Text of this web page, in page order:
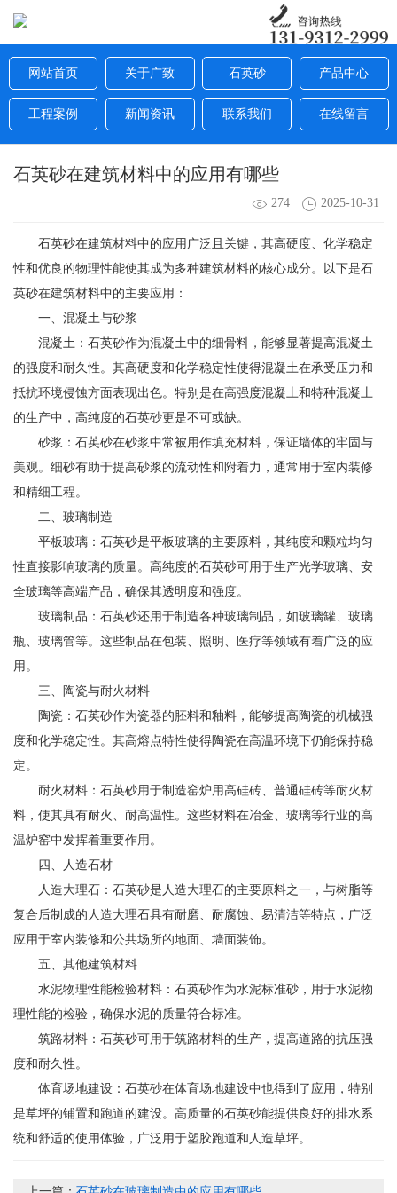
网站首页 关于广致 石英砂 产品中心
工程案例 新闻资讯 联系我们 在线留言
石英砂在建筑材料中的应用有哪些
274 2025-10-31
石英砂在建筑材料中的应用广泛且关键，其高硬度、化学稳定
性和优良的物理性能使其成为多种建筑材料的核心成分。以下是石
英砂在建筑材料中的主要应用：
一、混凝土与砂浆
混凝土：石英砂作为混凝土中的细骨料，能够显著提高混凝土
的强度和耐久性。其高硬度和化学稳定性使得混凝土在承受压力和
抵抗环境侵蚀方面表现出色。特别是在高强度混凝土和特种混凝土
的生产中，高纯度的石英砂更是不可或缺。
砂浆：石英砂在砂浆中常被用作填充材料，保证墙体的牢固与
美观。细砂有助于提高砂浆的流动性和附着力，通常用于室内装修
和精细工程。
二、玻璃制造
平板玻璃：石英砂是平板玻璃的主要原料，其纯度和颗粒均匀
性直接影响玻璃的质量。高纯度的石英砂可用于生产光学玻璃、安
全玻璃等高端产品，确保其透明度和强度。
玻璃制品：石英砂还用于制造各种玻璃制品，如玻璃罐、玻璃
瓶、玻璃管等。这些制品在包装、照明、医疗等领域有着广泛的应
用。
三、陶瓷与耐火材料
陶瓷：石英砂作为瓷器的胚料和釉料，能够提高陶瓷的机械强
度和化学稳定性。其高熔点特性使得陶瓷在高温环境下仍能保持稳
定。
耐火材料：石英砂用于制造窑炉用高硅砖、普通硅砖等耐火材
料，使其具有耐火、耐高温性。这些材料在冶金、玻璃等行业的高
温炉窑中发挥着重要作用。
四、人造石材
人造大理石：石英砂是人造大理石的主要原料之一，与树脂等
复合后制成的人造大理石具有耐磨、耐腐蚀、易清洁等特点，广泛
应用于室内装修和公共场所的地面、墙面装饰。
五、其他建筑材料
水泥物理性能检验材料：石英砂作为水泥标准砂，用于水泥物
理性能的检验，确保水泥的质量符合标准。
筑路材料：石英砂可用于筑路材料的生产，提高道路的抗压强
度和耐久性。
体育场地建设：石英砂在体育场地建设中也得到了应用，特别
是草坪的铺置和跑道的建设。高质量的石英砂能提供良好的排水系
统和舒适的使用体验，广泛用于塑胶跑道和人造草坪。